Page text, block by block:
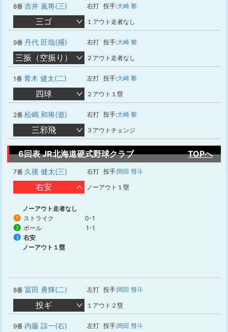
8番 吉井 嵐将(三) 右打 投手:大崎 黎
三ゴ １アウト走者なし
9番 丹代 匠哉(捕) 右打 投手:大崎 黎
三振（空振り） ２アウト走者なし
1番 青木 健太(二) 左打 投手:大崎 黎
四球 ２アウト１塁
2番 松嶋 和将(遊) 右打 投手:大崎 黎
三邪飛 ３アウトチェンジ
6回表 JR北海道硬式野球クラブ TOPへ
7番 久後 健太(三) 右打 投手:岡田 彗斗
右安 ノーアウト１塁
ノーアウト走者なし
1 ストライク 0-1
2 ボール 1-1
3
右安
ノーアウト１塁
8番 冨田 勇輝(二) 左打 投手:岡田 彗斗
投ギ １アウト２塁
9番 内藤 諒一(右) 左打 投手:岡田 彗斗